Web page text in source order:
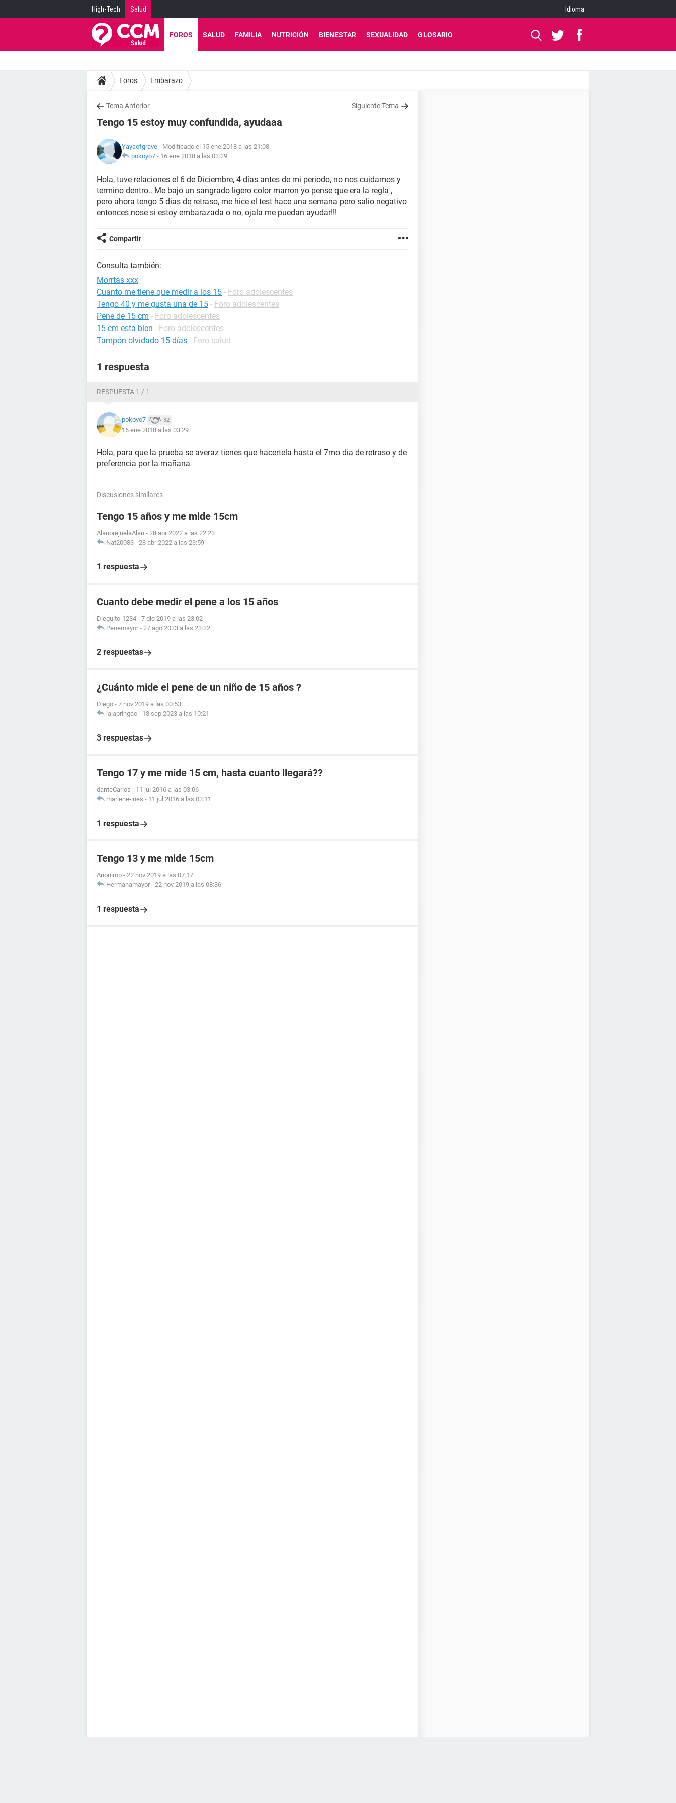
High-Tech Salud Idioma
FOROS SALUD FAMILIA NUTRICIÓN BIENESTAR SEXUALIDAD GLOSARIO
Foros Embarazo
Tema Anterior Siguiente Tema
Tengo 15 estoy muy confundida, ayudaaa
Yayaofgrave - Modificado el 15 ene 2018 a las 21:08
pokoyo7 - 16 ene 2018 a las 03:29
Hola, tuve relaciones el 6 de Diciembre, 4 días antes de mi periodo, no nos cuidamos y
termino dentro.. Me bajo un sangrado ligero color marron yo pense que era la regla ,
pero ahora tengo 5 dias de retraso, me hice el test hace una semana pero salio negativo
entonces nose si estoy embarazada o no, ojala me puedan ayudar!!!
Compartir
Consulta también:
Morrtas xxx
Cuanto me tiene que medir a los 15 - Foro adolescentes
Tengo 40 y me gusta una de 15 - Foro adolescentes
Pene de 15 cm - Foro adolescentes
15 cm esta bien - Foro adolescentes
Tampón olvidado 15 días - Foro salud
1 respuesta
RESPUESTA 1 / 1
pokoyo7 32
16 ene 2018 a las 03:29
Hola, para que la prueba se averaz tienes que hacertela hasta el 7mo dia de retraso y de
preferencia por la mañana
Discusiones similares
Tengo 15 años y me mide 15cm
AlanorejuelaAlan - 28 abr 2022 a las 22:23
Nat20083 - 28 abr 2022 a las 23:59
1 respuesta
Cuanto debe medir el pene a los 15 años
Dieguito-1234 - 7 dic 2019 a las 23:02
Penemayor - 27 ago 2023 a las 23:32
2 respuestas
¿Cuánto mide el pene de un niño de 15 años ?
Diego - 7 nov 2019 a las 00:53
jajapringao - 18 sep 2023 a las 10:21
3 respuestas
Tengo 17 y me mide 15 cm, hasta cuanto llegará??
danteCarlos - 11 jul 2016 a las 03:06
marlene-ines - 11 jul 2016 a las 03:11
1 respuesta
Tengo 13 y me mide 15cm
Anonimo - 22 nov 2019 a las 07:17
Hermanamayor - 22 nov 2019 a las 08:36
1 respuesta